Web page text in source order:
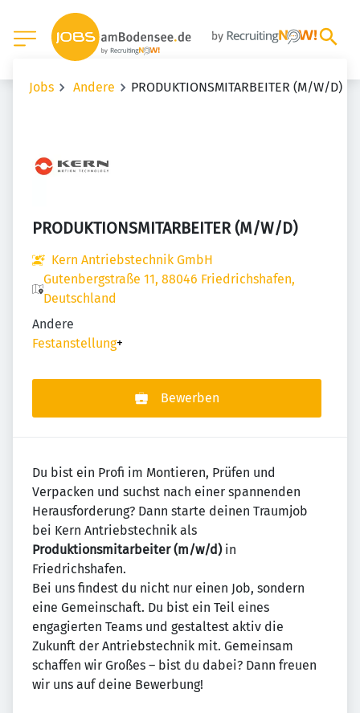
Jobs Andere PRODUKTIONSMITARBEITER (M/W/D)
PRODUKTIONSMITARBEITER (M/W/D)
Kern Antriebstechnik GmbH
Gutenbergstraße 11, 88046 Friedrichshafen,
Deutschland
Andere
Festanstellung+
Bewerben
Du bist ein Profi im Montieren, Prüfen und
Verpacken und suchst nach einer spannenden
Herausforderung? Dann starte deinen Traumjob
bei Kern Antriebstechnik als
Produktionsmitarbeiter (m/w/d) in
Friedrichshafen.
Bei uns findest du nicht nur einen Job, sondern
eine Gemeinschaft. Du bist ein Teil eines
engagierten Teams und gestaltest aktiv die
Zukunft der Antriebstechnik mit. Gemeinsam
schaffen wir Großes – bist du dabei? Dann freuen
wir uns auf deine Bewerbung!